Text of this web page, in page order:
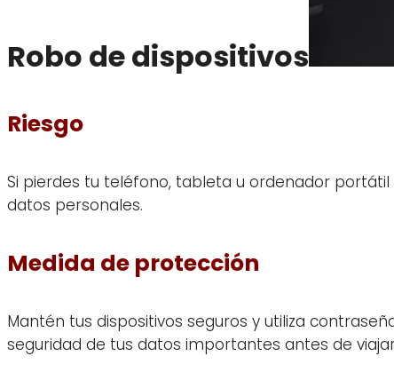
Robo de dispositivos
Riesgo
Si pierdes tu teléfono, tableta u ordenador
datos personales.
Medida de protección
Mantén tus dispositivos seguros y utiliza
seguridad de tus datos importantes antes de